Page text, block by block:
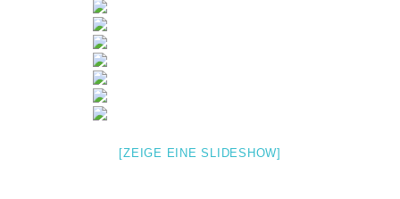
[ZEIGE EINE SLIDESHOW]